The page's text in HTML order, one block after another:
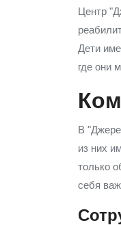
Центр
Дети
где они
В
из них
только
себя